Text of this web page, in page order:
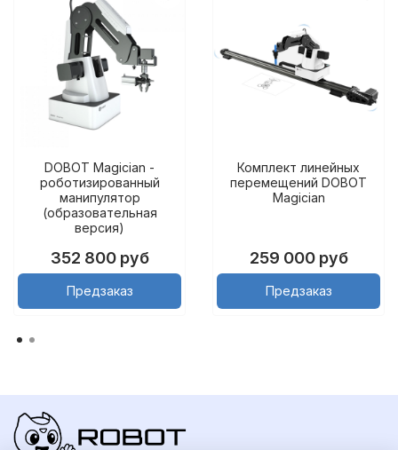
DOBOT Magician -
роботизированный
манипулятор
(образовательная
версия)
352 800 руб
Предзаказ
Комплект линейных
перемещений DOBOT
Magician
259 000 руб
Предзаказ